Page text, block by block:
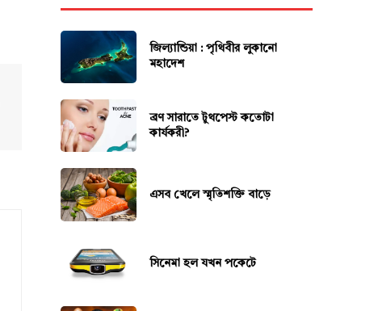
জিল্যান্ডিয়া : পৃথিবীর লুকানো
মহাদেশ
ব্রণ সারাতে টুথপেস্ট কতোটা
কার্যকরী?
এসব খেলে স্মৃতিশক্তি বাড়ে
সিনেমা হল যখন পকেটে